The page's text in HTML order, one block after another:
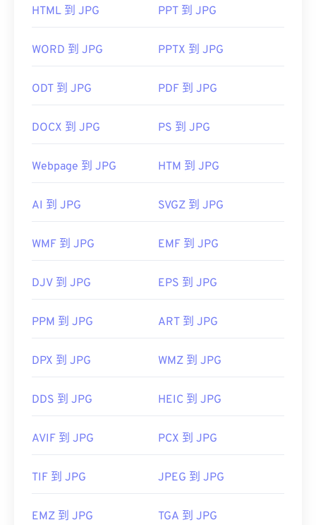
處理程序。 Mac、Linux 和 Windows 作業系統皆支
aMicrosoft
IrfanView
開發人員： Microsoft
system-interface-design-between-1981-2009/
WebP，WebP 是一種更新、更易壓縮的檔案格式。
如何開啟 JPG 檔案檔案？
JPG 檔案。通常情況下，只需雙擊 JPG 文件，即可
啟。若要選擇特定應用程式開啟文件，請右鍵單擊並
選擇“開啟方式”進行選擇。
Microsoft 應用程式（例如 Microsoft Photos）和
開發者： 聯合圖像專家群組
使用我們的顏色選擇器 從映像中擷取顏色
HTML 到 JPG PPT 到 JPG
WORD 到 JPG PPTX 到 JPG
ODT 到 JPG PDF 到 JPG
DOCX 到 JPG PS 到 JPG
Webpage 到 JPG HTM 到 JPG
AI 到 JPG SVGZ 到 JPG
WMF 到 JPG EMF 到 JPG
DJV 到 JPG EPS 到 JPG
PPM 到 JPG ART 到 JPG
DPX 到 JPG WMZ 到 JPG
DDS 到 JPG HEIC 到 JPG
AVIF 到 JPG PCX 到 JPG
TIF 到 JPG JPEG 到 JPG
EMZ 到 JPG TGA 到 JPG